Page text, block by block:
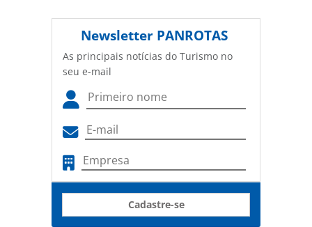
Newsletter PANROTAS
As principais notícias do Turismo no
seu e-mail
Cadastre-se